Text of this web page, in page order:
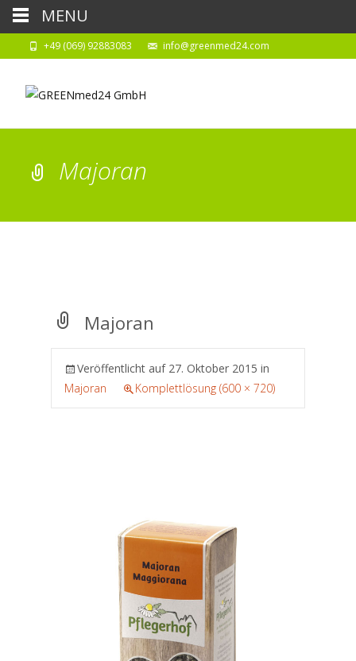
+49 (069) 92883083 info@greenmed24.com
Majoran
Majoran
Veröffentlicht auf 27. Oktober 2015 in
Majoran
Komplettlösung (600 × 720)
MENU